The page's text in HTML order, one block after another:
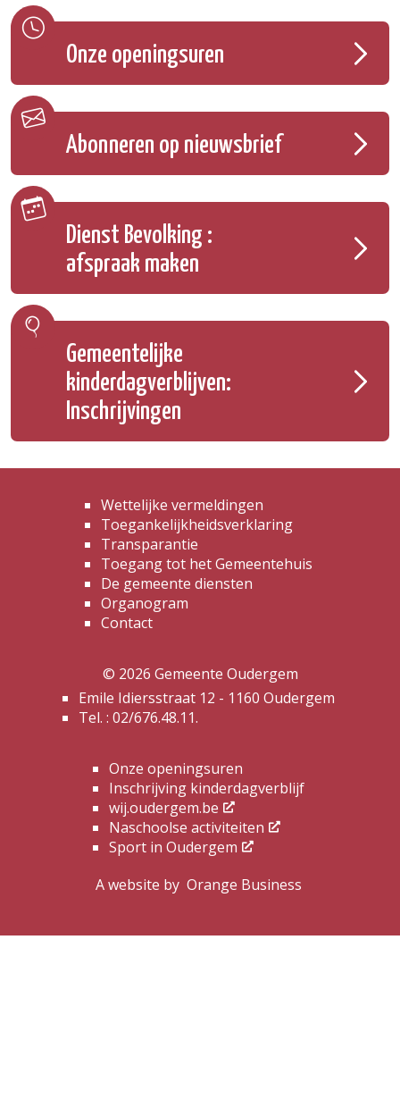
Onze openingsuren
Abonneren op nieuwsbrief
Dienst Bevolking :
afspraak maken
Gemeentelijke
kinderdagverblijven:
Inschrijvingen
Wettelijke vermeldingen
Toegankelijkheidsverklaring
Transparantie
Toegang tot het Gemeentehuis
De gemeente diensten
Organogram
Contact
© 2026 Gemeente Oudergem
Emile Idiersstraat 12 - 1160 Oudergem
Tel. : 02/676.48.11.
Onze openingsuren
Inschrijving kinderdagverblijf
wij.oudergem.be
Naschoolse activiteiten
Sport in Oudergem
A website by Orange Business